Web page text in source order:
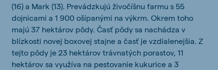
(16) a Mark (13). Prevádzkujú živočíšnu farmu s 55
dojnicami a 1 900 ošípanými na výkrm. Okrem toho
majú 37 hektárov pôdy. Časť pôdy sa nachádza v
blízkosti novej boxovej stajne a časť je vzdialenejšia. Z
tejto pôdy je 23 hektárov trávnatých porastov, 11
hektárov sa využíva na pestovanie kukurice a 3